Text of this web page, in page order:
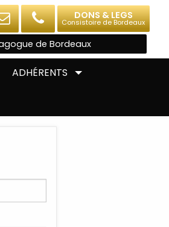
DONS & LEGS
Consistoire de Bordeaux
de Bordeaux
ADHÉRENTS